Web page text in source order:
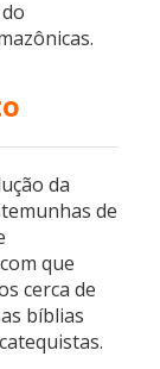
da
de
que
cerca de
bíblias